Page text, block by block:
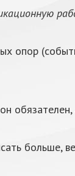
опор
больше,